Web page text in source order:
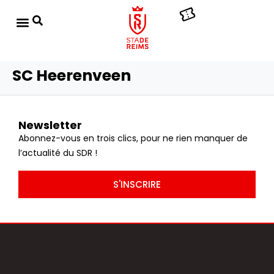
SC Heerenveen
Newsletter
Abonnez-vous en trois clics, pour ne rien manquer de
l’actualité du SDR !
S'INSCRIRE